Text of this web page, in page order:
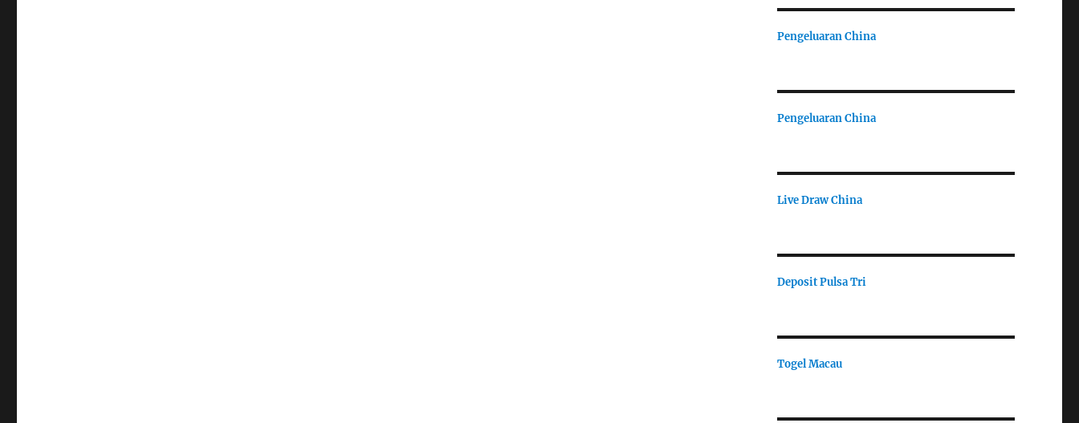
Pengeluaran China
Pengeluaran China
Live Draw China
Deposit Pulsa Tri
Togel Macau